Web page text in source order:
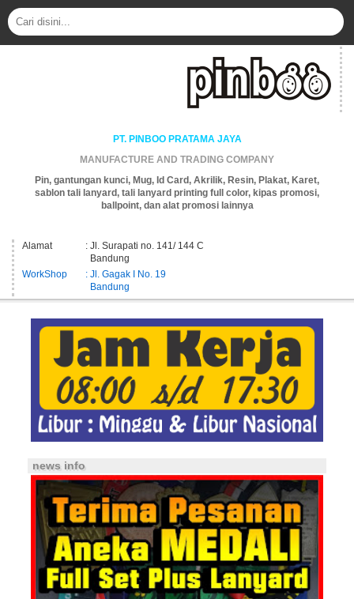
PT. PINBOO PRATAMA JAYA
MANUFACTURE AND TRADING COMPANY
Pin, gantungan kunci, Mug, Id Card, Akrilik, Resin, Plakat, Karet,
sablon tali lanyard, tali lanyard printing full color, kipas promosi,
ballpoint, dan alat promosi lainnya
Alamat
: Jl. Surapati no. 141/ 144 C
Bandung
WorkShop
: Jl. Gagak I No. 19
Bandung
news info